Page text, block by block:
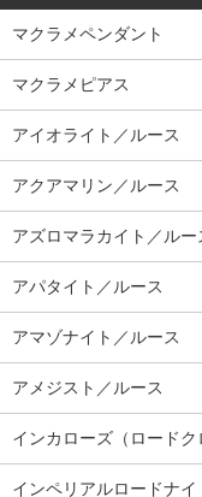
マクラメペンダント
マクラメピアス
アイオライト／ルース
アクアマリン／ルース
アズロマラカイト／ルー
アパタイト／ルース
アマゾナイト／ルース
アメジスト／ルース
インカローズ（ロード
インペリアルロードナイ